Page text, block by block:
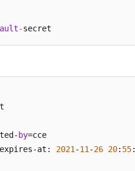
-secret
by
at:
2021 -11 -26 20: 55: